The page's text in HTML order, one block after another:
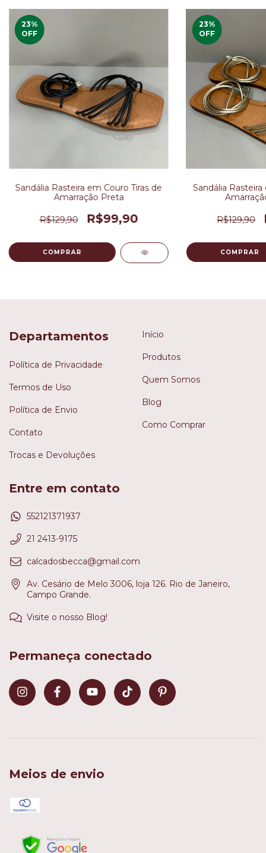
23%
OFF
Sandália Rasteira em Couro Tiras de
Amarração Preta
R$129,90 R$99,90
COMPRAR
23%
OFF
Sandália
R$129,90
COMPRAR
Departamentos
Política de Privacidade
Termos de Uso
Política de Envio
Contato
Trocas e Devoluções
Início
Produtos
Quem Somos
Blog
Como Comprar
Entre em contato
552121371937
21 2413-9175
calcadosbecca@gmail.com
Av. Cesário de Melo 3006, loja 126. Rio de Janeiro,
Campo Grande.
Visite o nosso Blog!
Permaneça conectado
Meios de envio